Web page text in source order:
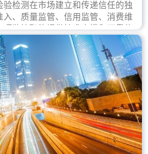
验检测在市场建立和传递信任的独
入、质量监管、信用监管、消费维
项监管职能提供技术支撑和可靠依